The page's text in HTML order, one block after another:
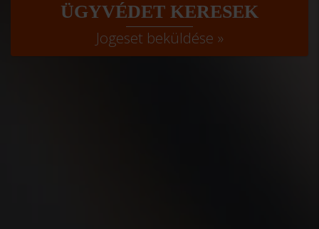
ÜGYVÉDET KERESEK
Jogeset beküldése »